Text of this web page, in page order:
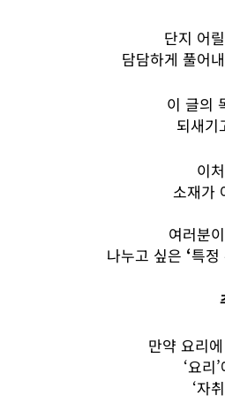
단지 어
담담하게 풀어
이 글의
되새기
이
소재가
여러분이
나누고 싶은 ‘특정
만약 요리에
‘요리’
‘자